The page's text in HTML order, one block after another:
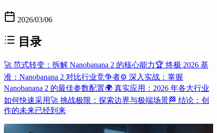
2026/03/06
目录
🚀 范式转变：拆解 Nanobanana 2 的核心能力🏆 终极 2026 基
准：Nanobanana 2 对比行业竞争者⚙️ 深入实战：掌握
Nanobanana 2 的最佳参数配置🌍 真实应用：2026 年各大行业
如何快速采用 🚀 挑战极限：探索边界与极端场景🏁 结论：创
作的未来已经到来